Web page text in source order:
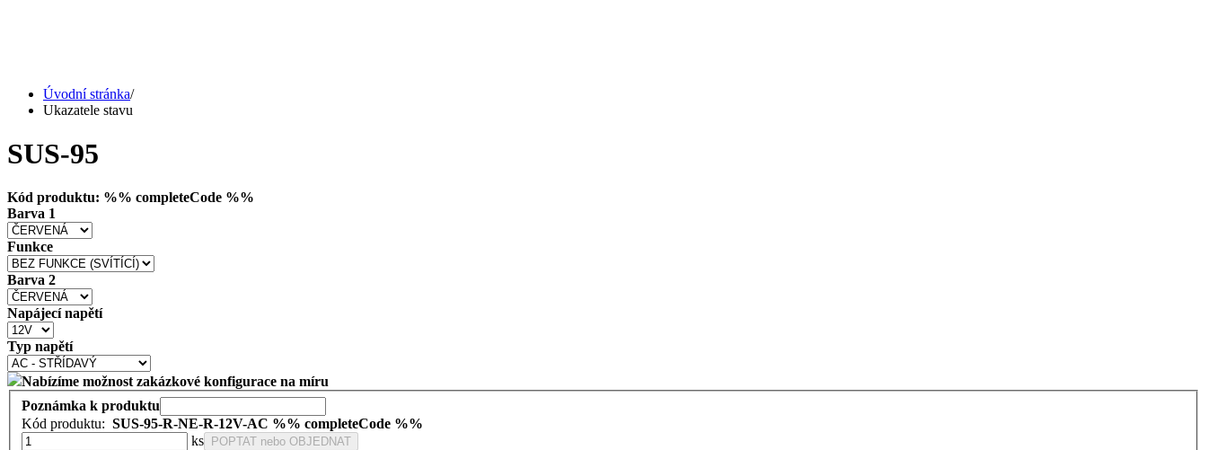
Úvodní stránka/
Ukazatele stavu
SUS-95
Kód produktu: %% completeCode %%
Barva 1
Funkce
Barva 2
Napájecí napětí
Typ napětí
Nabízíme možnost zakázkové konfigurace na míru
Poznámka k produktu
Kód produktu: SUS-95-R-NE-R-12V-AC %% completeCode %%
ks
POPTAT nebo OBJEDNAT